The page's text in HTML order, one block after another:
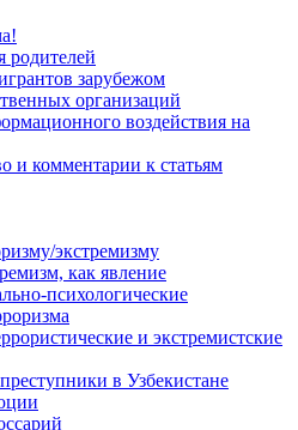
родителей
зарубежом
организаций
воздействия на
и комментарии к статьям
экстремизму
как явление
психологические
и экстремистские
в Узбекистане